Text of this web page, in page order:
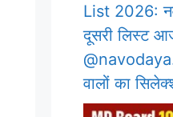
List 2026:
दूसरी लिस्ट
वालों का